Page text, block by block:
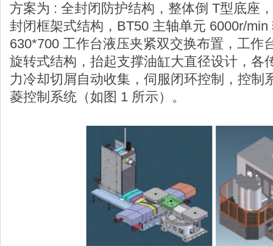
方案为 : 全封闭防护结构，整体倒 T型底座
封闭框架式结构，BT50 主轴单元 6000r/
630*700 工作台液压夹紧双交换布置，工作
旋转式结构，抬起支撑油缸大直径设计，各
力冷却切屑自动收集，伺服闭环控制，控制
菱控制系统（如图 1 所示）。